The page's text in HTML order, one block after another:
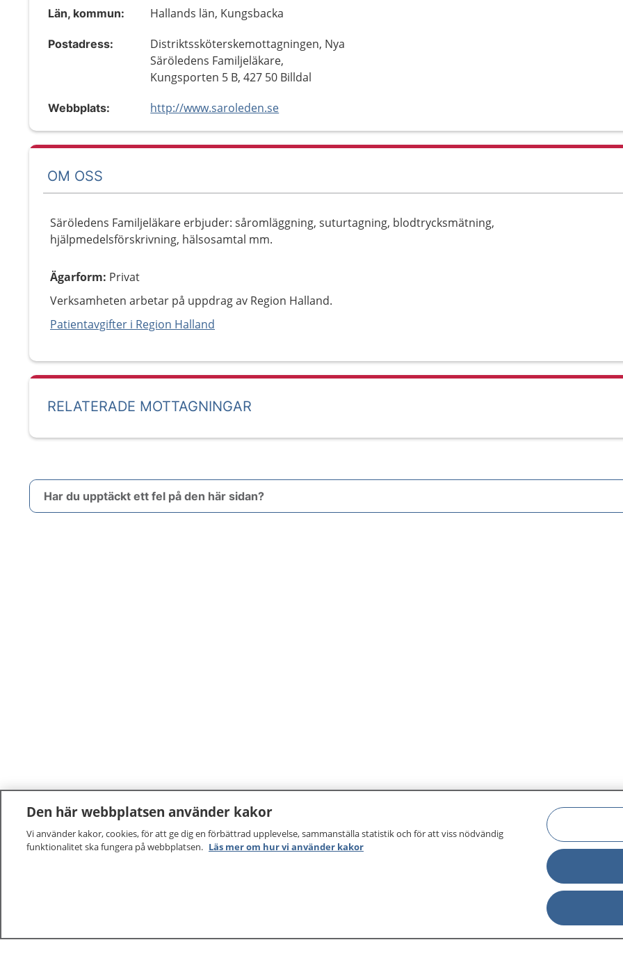
Län, kommun: Hallands län, Kungsbacka
Postadress:
Distriktssköterskemottagningen, Nya
Säröledens Familjeläkare,
Kungsporten 5 B, 427 50 Billdal
Webbplats: http://www.saroleden.se
OM OSS
Säröledens Familjeläkare erbjuder: såromläggning, suturtagning, blodtrycksmätning,
hjälpmedelsförskrivning, hälsosamtal mm.
Ägarform: Privat
Verksamheten arbetar på uppdrag av Region Halland.
Patientavgifter i Region Halland
RELATERADE MOTTAGNINGAR
Har du upptäckt ett fel på den här sidan?
Den här webbplatsen använder kakor
Vi använder kakor, cookies, för att ge dig en förbättrad upplevelse, sammanställa statistik och för att viss nödvändig
funktionalitet ska fungera på webbplatsen. Läs mer om hur vi använder kakor